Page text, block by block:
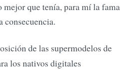
que tenía, para mí la fama
consecuencia.
de las supermodelos de
los nativos digitales